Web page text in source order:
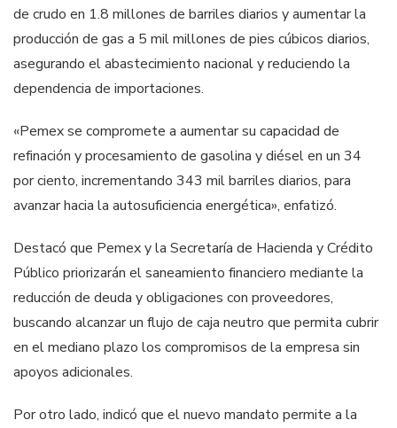
de crudo en 1.8 millones de barriles diarios y aumentar la
producción de gas a 5 mil millones de pies cúbicos diarios,
asegurando el abastecimiento nacional y reduciendo la
dependencia de importaciones.
«Pemex se compromete a aumentar su capacidad de
refinación y procesamiento de gasolina y diésel en un 34
por ciento, incrementando 343 mil barriles diarios, para
avanzar hacia la autosuficiencia energética», enfatizó.
Destacó que Pemex y la Secretaría de Hacienda y Crédito
Público priorizarán el saneamiento financiero mediante la
reducción de deuda y obligaciones con proveedores,
buscando alcanzar un flujo de caja neutro que permita cubrir
en el mediano plazo los compromisos de la empresa sin
apoyos adicionales.
Por otro lado, indicó que el nuevo mandato permite a la